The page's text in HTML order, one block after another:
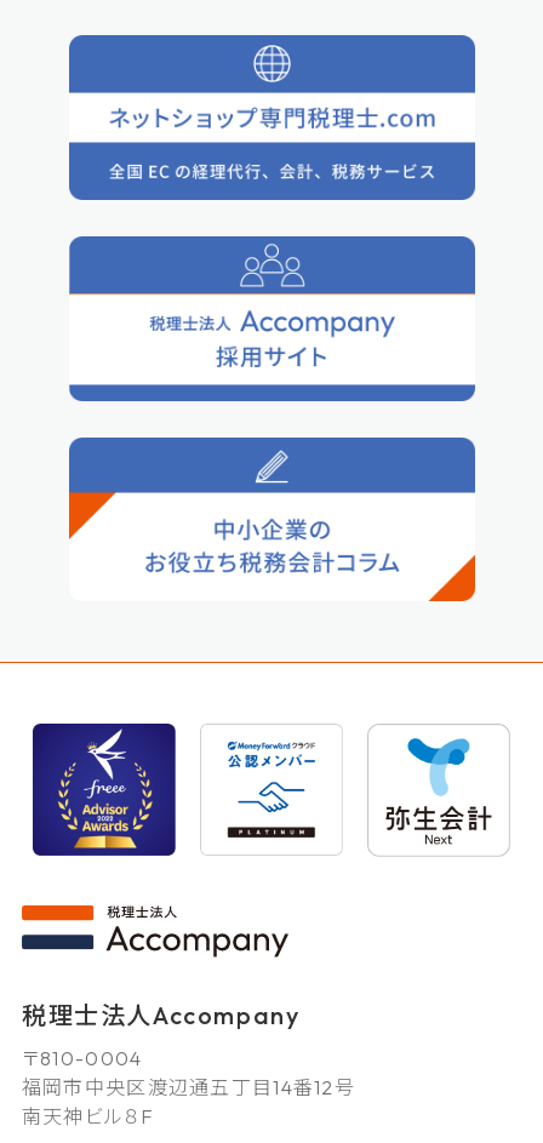
税理士法人Accompany
〒810-0004
福岡市中央区渡辺通五丁目14番12号
南天神ビル８F